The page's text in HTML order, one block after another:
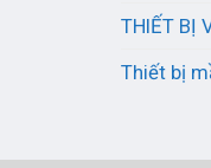
THIẾT BỊ
Thiết bị